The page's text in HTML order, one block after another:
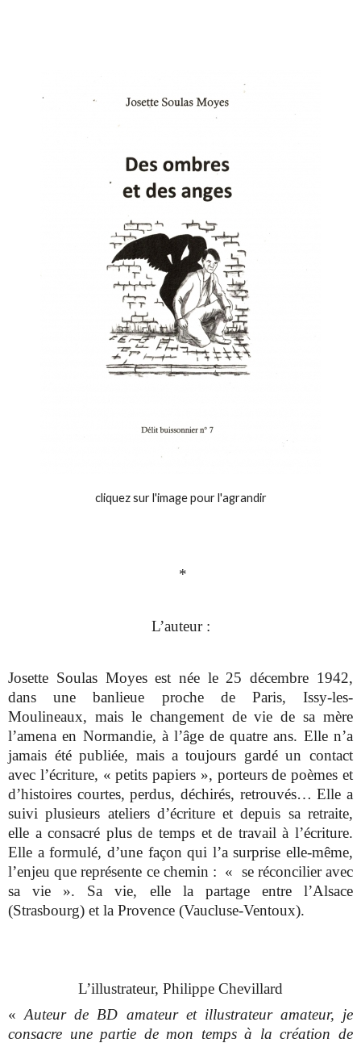
cliquez sur l'image pour l'agrandir
*
L’auteur :
Josette Soulas Moyes est née le 25 décembre 1942,
dans une banlieue proche de Paris, Issy-les-
Moulineaux, mais le changement de vie de sa mère
l’amena en Normandie, à l’âge de quatre ans. Elle n’a
jamais été publiée, mais a toujours gardé un contact
avec l’écriture, « petits papiers », porteurs de poèmes et
d’histoires courtes, perdus, déchirés, retrouvés… Elle a
suivi plusieurs ateliers d’écriture et depuis sa retraite,
elle a consacré plus de temps et de travail à l’écriture.
Elle a formulé, d’une façon qui l’a surprise elle-même,
l’enjeu que représente ce chemin : « se réconcilier avec
sa vie ». Sa vie, elle la partage entre l’Alsace
(Strasbourg) et la Provence (Vaucluse-Ventoux).
L’illustrateur, Philippe Chevillard
«Auteur de BD amateur et illustrateur amateur, je
consacre une partie de mon temps à la création de